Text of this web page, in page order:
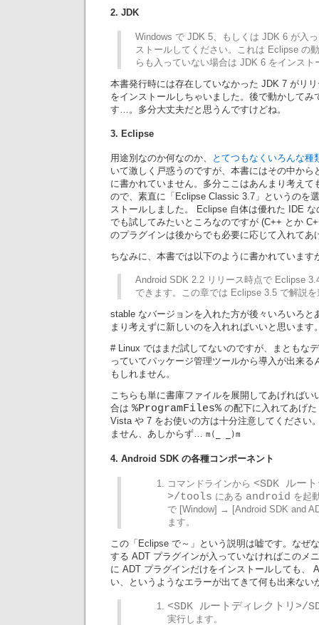
2. JDK
Windows で JDK 5、もしくは JDK 6 が入
ストールしてください。これは Eclipse の
らも入っていない場合は JDK 6 をインスト
本書発行時には存在していなかった JDK 7 がリ
をインストールしちゃいました。後で動かしてみ
す…。多分大丈夫だと思うんですけどね。
3. Eclipse
用途別なのか何なのか、
とてつもなくいろんな種
いて激しく戸惑うのですが、本書にはその中から
に書かれていません。多分ここはあんまり考えて
ので、素直に「Eclipse Classic 3.7」というのを
ストールしました。 Eclipse 自体は優れた IDE
でも試してみたいところなのですが (C++ とか
のプラグインは後からでも必要に応じて入れてあ
ちなみに、本書では以下のように書かれています
Android SDK 2.2 リリース時点で Eclipse
できます。この章では Eclipse 3.5 で解説
stable なバージョンを入れた方が後々いろいろと
まり考えずに新しいのを入れればいいと思います
# Linux ではまだ試してないのですが、まともな
っていてパッケージ管理ツールから導入が出来る
もしれません。
こちらも単に書庫ファイルを展開してあげれば
合は %ProgramFiles% の配下に入れてあげ
Vista や 7 をお使いの方は十分注意してください
ません、あしからず… m(_ _)m
4. Android SDK の各種コンポーネント
コマンドラインから <SDK ルー
>/tools にある android を起
で [Window] → [Android SDK and
ます。
この「Eclipse で～」という説明は嘘です。なぜ
する ADT プラグインが入っていなければこのメ
に ADT プラグインだけをインストールしても、
い、というようなエラーが出てきて何も出来ない
<SDK ルートディレクトリ>/
実行します。